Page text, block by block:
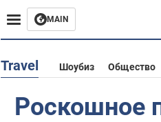
MAIN
Европа
Travel Шоубиз Общество
Роскошное